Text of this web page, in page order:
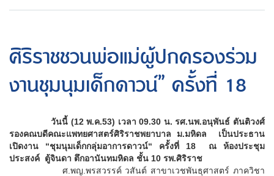
ศิริราชชวนพ่อแม่ผู้ปกครองร่วม
งานชุมนุมเด็กดาวน์” ครั้งที่ 18
วันนี้ (12 พ.ค.53) เวลา 09.30 น. รศ.นพ.อนุพันธ์ ตันติวงศ์
รองคณบดีคณะแพทยศาสตร์ศิริราชพยาบาล ม.มหิดล เป็นประธาน
เปิดงาน “ชุมนุมเด็กกลุ่มอาการดาวน์“ ครั้งที่ 18 ณ ห้องประชุม
ประสงค์ ตู้จินดา ตึกอานันทมหิดล ชั้น 10 รพ.ศิริราช
ศ.พญ.พรสวรรค์ วสันต์ สาขาเวชพันธุศาสตร์ ภาควิชา